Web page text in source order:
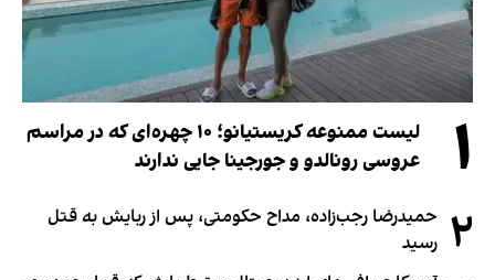
۱
لیست ممنوعه کریستیانو؛ ۱۰ چهره‌ای که در مراسم
عروسی رونالدو و جورجینا جایی ندارند
۲ حمیدرضا رجب‌زاده، مداح حکومتی، پس از ربایش به قتل
رسید